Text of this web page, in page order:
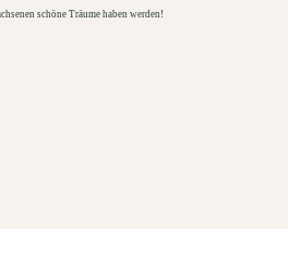
schöne Träume haben werden!